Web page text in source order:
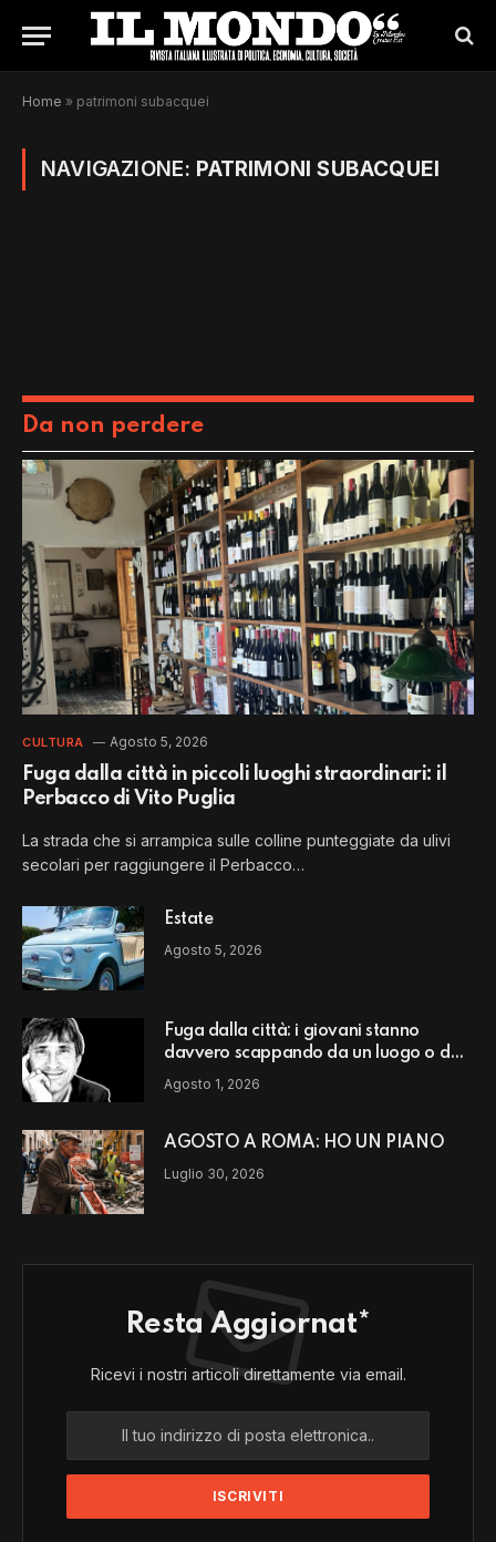
Home » patrimoni subacquei
NAVIGAZIONE: PATRIMONI SUBACQUEI
Da non perdere
CULTURA Agosto 5, 2026
Fuga dalla città in piccoli luoghi straordinari: il
Perbacco di Vito Puglia
La strada che si arrampica sulle colline punteggiate da ulivi
secolari per raggiungere il Perbacco…
Estate
Agosto 5, 2026
Fuga dalla città: i giovani stanno
davvero scappando da un luogo o da
un modello di vita?
Agosto 1, 2026
AGOSTO A ROMA: HO UN PIANO
Luglio 30, 2026
Resta Aggiornat*
Ricevi i nostri articoli direttamente via email.